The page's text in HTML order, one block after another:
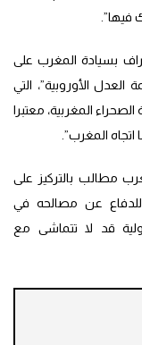
فيها”.
بسيادة المغرب على
الأوروبية”، التي
المغربية، معتبرا
المغرب”.
مطالب بالتركيز على
للدفاع عن مصالحه في
قد لا تتماشى مع